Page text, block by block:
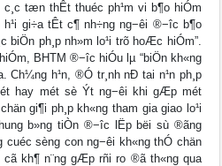
tæn thÊt thuéc ph¹m vi b¶o hiÓm
gi÷a tÊt c¶ nh÷ng ng−êi ®−îc b¶o
biÖn ph¸p nh»m lo¹i trõ hoÆc hiÓm”.
BHTM ®−îc hiÓu lµ “biÖn kh«ng
Ch¼ng h¹n, ®Ó tr¸nh nÐ tai n¹n ph¸p
hay mét sè Ýt ng−êi khi gÆp mét
gi¶i ph¸p kh«ng tham gia giao lo¹i
b»ng tiÒn ®−îc lËp bëi sù ®ãng
cuéc sèng con ng−êi kh«ng thÓ chän
cã kh¶ n¨ng gÆp rñi ro ®ã th«ng qua